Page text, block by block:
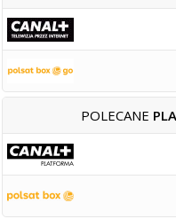
POLECANE